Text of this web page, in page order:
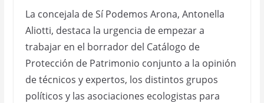
La concejala de Sí Podemos Arona, Antonella
Aliotti, destaca la urgencia de empezar a
trabajar en el borrador del Catálogo de
Protección de Patrimonio conjunto a la opinión
de técnicos y expertos, los distintos grupos
políticos y las asociaciones ecologistas para